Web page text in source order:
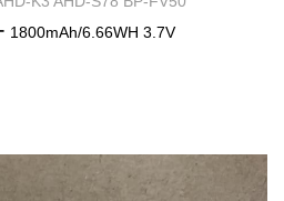
1800mAh/6.66WH 3.7V